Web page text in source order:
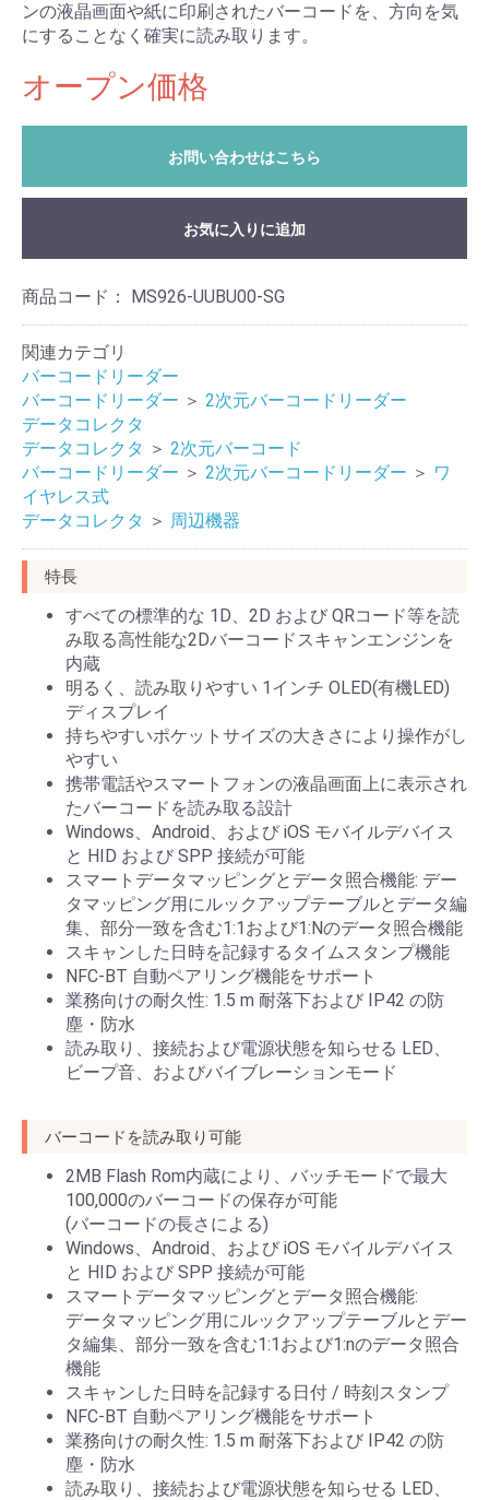
ンの液晶画面や紙に印刷されたバーコードを、方向を気
にすることなく確実に読み取ります。
オープン価格
お問い合わせはこちら
お気に入りに追加
商品コード： MS926-UUBU00-SG
関連カテゴリ
バーコードリーダー
バーコードリーダー ＞ 2次元バーコードリーダー
データコレクタ
データコレクタ ＞ 2次元バーコード
バーコードリーダー ＞ 2次元バーコードリーダー ＞ ワ
イヤレス式
データコレクタ ＞ 周辺機器
特長
すべての標準的な 1D、2D および QRコード等を読
み取る高性能な2Dバーコードスキャンエンジンを
内蔵
明るく、読み取りやすい 1インチ OLED(有機LED)
ディスプレイ
持ちやすいポケットサイズの大きさにより操作がし
やすい
携帯電話やスマートフォンの液晶画面上に表示され
たバーコードを読み取る設計
Windows、Android、および iOS モバイルデバイス
と HID および SPP 接続が可能
スマートデータマッピングとデータ照合機能: デー
タマッピング用にルックアップテーブルとデータ編
集、部分一致を含む1:1および1:Nのデータ照合機能
スキャンした日時を記録するタイムスタンプ機能
NFC-BT 自動ペアリング機能をサポート
業務向けの耐久性: 1.5 m 耐落下および IP42 の防
塵・防水
読み取り、接続および電源状態を知らせる LED、
ビープ音、およびバイブレーションモード
バーコードを読み取り可能
2MB Flash Rom内蔵により、バッチモードで最大
100,000のバーコードの保存が可能
(バーコードの長さによる)
Windows、Android、および iOS モバイルデバイス
と HID および SPP 接続が可能
スマートデータマッピングとデータ照合機能:
データマッピング用にルックアップテーブルとデー
タ編集、部分一致を含む1:1および1:nのデータ照合
機能
スキャンした日時を記録する日付 / 時刻スタンプ
NFC-BT 自動ペアリング機能をサポート
業務向けの耐久性: 1.5 m 耐落下および IP42 の防
塵・防水
読み取り、接続および電源状態を知らせる LED、